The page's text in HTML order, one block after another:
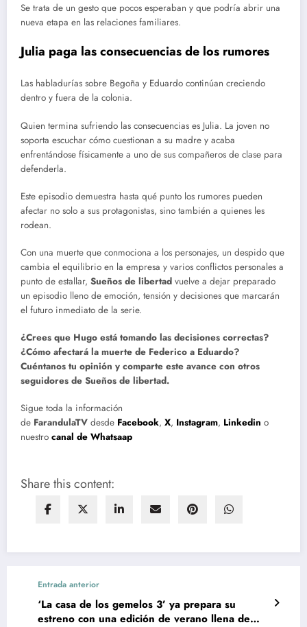
Se trata de un gesto que pocos esperaban y que podría abrir una
nueva etapa en las relaciones familiares.
Julia paga las consecuencias de los rumores
Las habladurías sobre Begoña y Eduardo continúan creciendo
dentro y fuera de la colonia.
Quien termina sufriendo las consecuencias es Julia. La joven no
soporta escuchar cómo cuestionan a su madre y acaba
enfrentándose físicamente a uno de sus compañeros de clase para
defenderla.
Este episodio demuestra hasta qué punto los rumores pueden
afectar no solo a sus protagonistas, sino también a quienes les
rodean.
Con una muerte que conmociona a los personajes, un despido que
cambia el equilibrio en la empresa y varios conflictos personales a
punto de estallar, Sueños de libertad vuelve a dejar preparado
un episodio lleno de emoción, tensión y decisiones que marcarán
el futuro inmediato de la serie.
¿Crees que Hugo está tomando las decisiones correctas?
¿Cómo afectará la muerte de Federico a Eduardo?
Cuéntanos tu opinión y comparte este avance con otros
seguidores de Sueños de libertad.
Sigue toda la información
de FarandulaTV desde Facebook, X, Instagram, Linkedin o
nuestro canal de Whatsaap
Share this content:
Entrada anterior
‘La casa de los gemelos 3’ ya prepara su
estreno con una edición de verano llena de